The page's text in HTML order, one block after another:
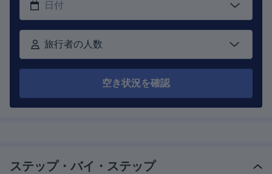
旅行者の人数
空き状況を確認
ステップ・バイ・ステップ